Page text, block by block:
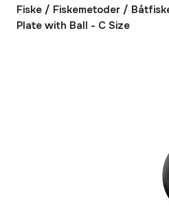
Deutschland
Fiske / Fiskemetoder /
Plate with Ball - C Size